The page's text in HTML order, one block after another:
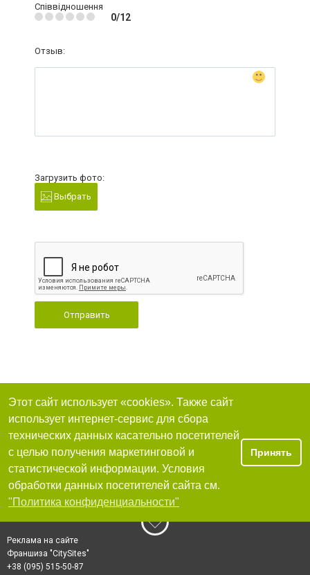
Співвідношення
0/12
Отзыв:
Загрузить фото:
Выбрать
Отправить
Этот сайт использует «cookies». Также сайт
использует интернет-сервис для сбора
технических данных касательно посетителей
с целью получения маркетинговой и
статистической информации. Условия
обработки данных посетителей сайта см.
"Политика конфиденциальности"
Принять
Реклама на сайте
Франшиза "CitySites"
+38 (095) 515-50-87